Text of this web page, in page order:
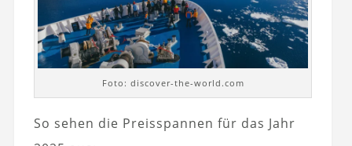
Foto: discover-the-world.com
So sehen die Preisspannen für das Jahr